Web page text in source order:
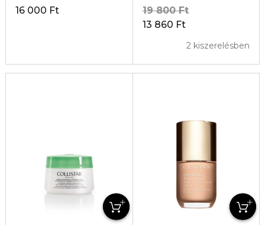
16 000 Ft
13 860 Ft
19 800 Ft
2 kiszerelésben